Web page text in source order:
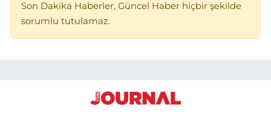
Son Dakika Haberler, Güncel Haber hiçbir şekilde
sorumlu tutulamaz.